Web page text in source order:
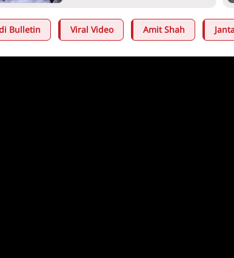
Bulletin Viral Video Amit Shah